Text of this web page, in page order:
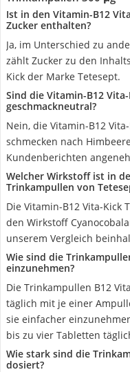
Ist in den Vitamin-B12
Zucker enthalten?
Ja, im Unterschied zu
zählt Zucker zu den
Kick der Marke Tetesept.
Sind die Vitamin-B12
geschmackneutral?
Nein, die Vitamin-B12
schmecken nach
Kundenberichten
Welcher Wirkstoff ist in
Trinkampullen von
Die Vitamin-B12 Vita-Kick
den Wirkstoff
unserem Vergleich
Wie sind die
einzunehmen?
Die Trinkampullen B12
täglich mit je einer
sie einfacher
bis zu vier Tabletten
Wie stark sind die
dosiert?